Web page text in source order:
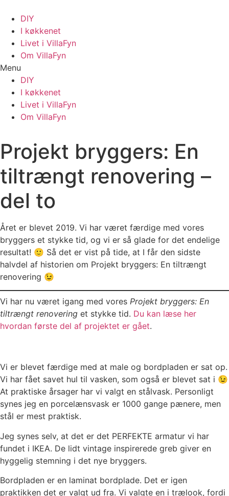
indhold
DIY
I køkkenet
Livet i VillaFyn
Om VillaFyn
Menu
DIY
I køkkenet
Livet i VillaFyn
Om VillaFyn
Projekt bryggers: En
tiltrængt renovering –
del to
Året er blevet 2019. Vi har været færdige med vores
bryggers et stykke tid, og vi er så glade for det endelige
resultat! 🙂 Så det er vist på tide, at I får den sidste
halvdel af historien om Projekt bryggers: En tiltrængt
renovering 😉
Vi har nu været igang med vores Projekt bryggers: En
tiltrængt renovering et stykke tid. Du kan læse her
hvordan første del af projektet er gået.
Vi er blevet færdige med at male og bordpladen er sat op.
Vi har fået savet hul til vasken, som også er blevet sat i 😉
At praktiske årsager har vi valgt en stålvask. Personligt
synes jeg en porcelænsvask er 1000 gange pænere, men
stål er mest praktisk.
Jeg synes selv, at det er det PERFEKTE armatur vi har
fundet i IKEA. De lidt vintage inspirerede greb giver en
hyggelig stemning i det nye bryggers.
Bordpladen er en laminat bordplade. Det er igen
praktikken det er valgt ud fra. Vi valgte en i trælook, fordi